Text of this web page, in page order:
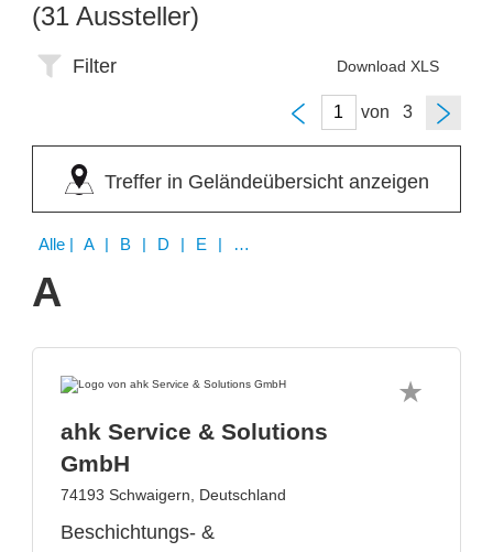
(31 Aussteller)
Filter Download XLS
von
Treffer in Geländeübersicht anzeigen
Alle | A | B | D | E | F | G | H | I | J | K | L | N | P | Q | R | S | Z
A
ahk Service & Solutions
GmbH
74193 Schwaigern, Deutschland
Beschichtungs- &